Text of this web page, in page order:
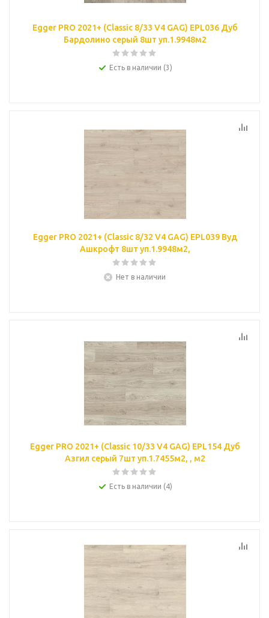
Egger PRO 2021+ (Classic 8/33 V4 GAG) EPL036 Дуб
Бардолино серый 8шт уп.1.9948м2
Есть в наличии (3)
Egger PRO 2021+ (Classic 8/32 V4 GAG) EPL039 Вуд
Ашкрофт 8шт уп.1.9948м2,
Нет в наличии
Egger PRO 2021+ (Classic 10/33 V4 GAG) EPL154 Дуб
Азгил серый 7шт уп.1.7455м2, , м2
Есть в наличии (4)